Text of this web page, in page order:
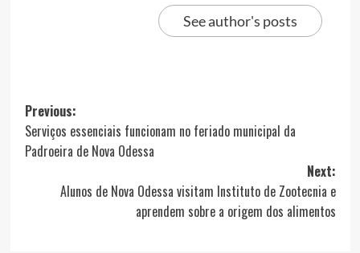
See author's posts
Post
navigation
Previous:
Serviços essenciais funcionam no feriado municipal da
Padroeira de Nova Odessa
Next:
Alunos de Nova Odessa visitam Instituto de Zootecnia e
aprendem sobre a origem dos alimentos